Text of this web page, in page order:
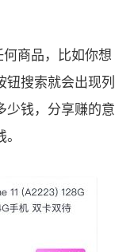
商品，比如你想
钮搜索就会出现列
少钱，分享赚的意